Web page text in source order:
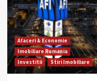
Afaceri & Economie
Imobiliare Romania
Investitii
Stiri Imobiliare